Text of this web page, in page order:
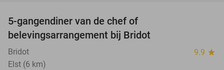
5-gangendiner van de chef of
belevingsarrangement bij Bridot
Bridot 9.9 star
Elst (6 km)